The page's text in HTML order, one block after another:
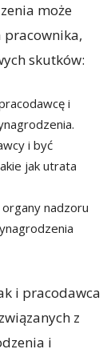
może
pracownika,
skutków:
i
i być
jak utrata
nadzoru
i pracodawca
z
i